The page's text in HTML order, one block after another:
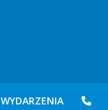
WYDARZENIA